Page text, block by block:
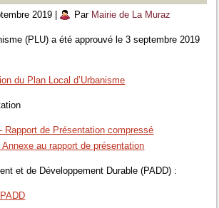
2019 Par Mairie de La Muraz
(PLU) a été approuvé le 3 septembre 2019
du Plan Local d’Urbanisme
Rapport de Présentation compressé
au rapport de présentation
et de Développement Durable (PADD) :